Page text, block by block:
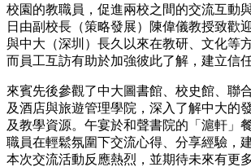
校園的教職員，促進兩校之間的交流互動
日由副校長（策略發展）陳偉儀教授致歡
與中大（深圳）長久以來在教研、文化等
而員工互訪有助於加強彼此了解，建立信
來賓先後參觀了中大圖書館、校史館、聯
及酒店與旅遊管理學院，深入了解中大的
及教學資源。午宴於和聲書院的「滬軒」
職員在輕鬆氛圍下交流心得、分享經驗，
本次交流活動反應熱烈，並期待未來有更